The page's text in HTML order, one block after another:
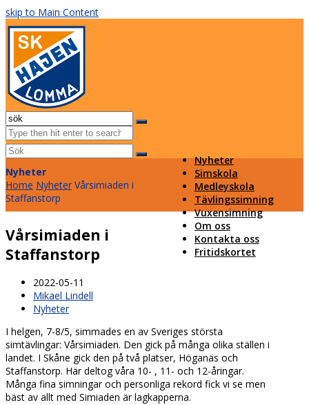
skip to Main Content
Facebook
Instagram
Email
Open
Mobile
Menu
Nyheter
Simskola
Medleyskola
Tävlingssimning
Vuxensimning
Om oss
Kontakta oss
Fritidskortet
Sök
Submit
Nyheter
Home Nyheter Vårsimiaden i
Staffanstorp
Vårsimiaden i
Staffanstorp
2022-05-11
Mikael Lindell
Nyheter
I helgen, 7-8/5, simmades en av Sveriges största
simtävlingar: Vårsimiaden. Den gick på många olika ställen i
landet. I Skåne gick den på två platser, Höganäs och
Staffanstorp. Här deltog våra 10- , 11- och 12-åringar.
Många fina simningar och personliga rekord fick vi se men
bäst av allt med Simiaden är lagkapperna.